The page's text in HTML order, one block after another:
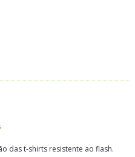
das t-shirts resistente ao flash.